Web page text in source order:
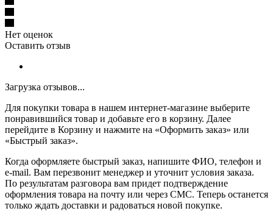
Нет оценок
Оставить отзыв
Загрузка отзывов...
Для покупки товара в нашем интернет-магазине выберите
понравившийся товар и добавьте его в корзину. Далее
перейдите в Корзину и нажмите на «Оформить заказ» или
«Быстрый заказ».
Когда оформляете быстрый заказ, напишите ФИО, телефон и
e-mail. Вам перезвонит менеджер и уточнит условия заказа.
По результатам разговора вам придет подтверждение
оформления товара на почту или через СМС. Теперь останется
только ждать доставки и радоваться новой покупке.